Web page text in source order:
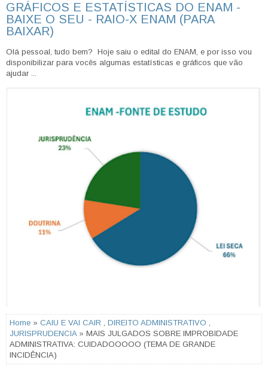
GRÁFICOS E ESTATÍSTICAS DO ENAM -
BAIXE O SEU - RAIO-X ENAM (PARA
BAIXAR)
Olá pessoal, tudo bem? Hoje saiu o edital do ENAM, e por isso vou
disponibilizar para vocês algumas estatísticas e gráficos que vão
ajudar ...
Home » CAIU E VAI CAIR DIREITO ADMINISTRATIVO
JURISPRUDENCIA » MAIS JULGADOS SOBRE IMPROBIDADE
ADMINISTRATIVA: CUIDADOOOOO (TEMA DE GRANDE
INCIDÊNCIA)